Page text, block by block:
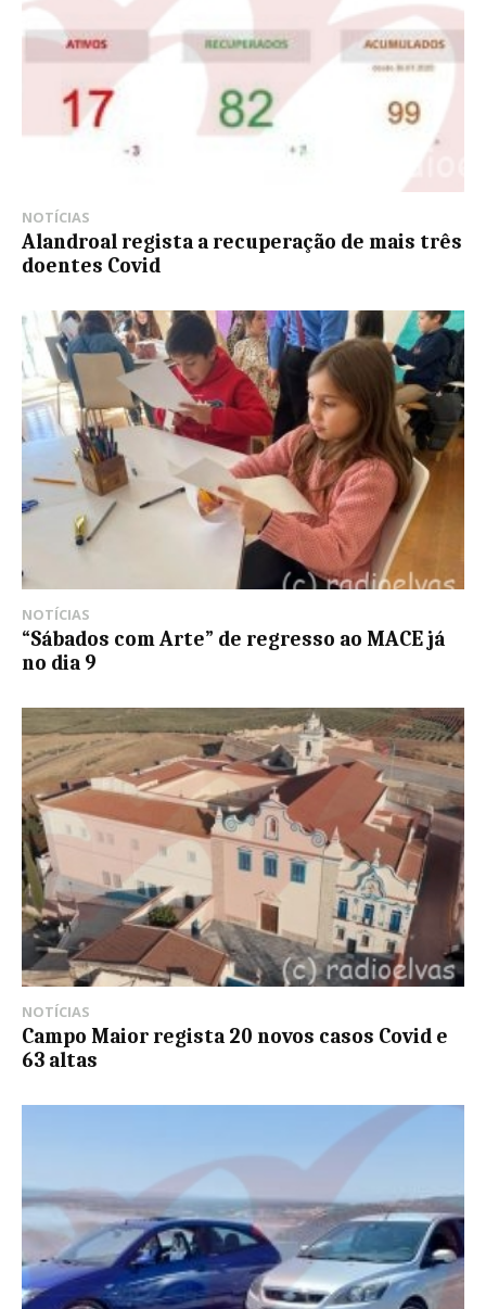
NOTÍCIAS
Alandroal regista a recuperação de mais três
doentes Covid
NOTÍCIAS
“Sábados com Arte” de regresso ao MACE já
no dia 9
NOTÍCIAS
Campo Maior regista 20 novos casos Covid e
63 altas